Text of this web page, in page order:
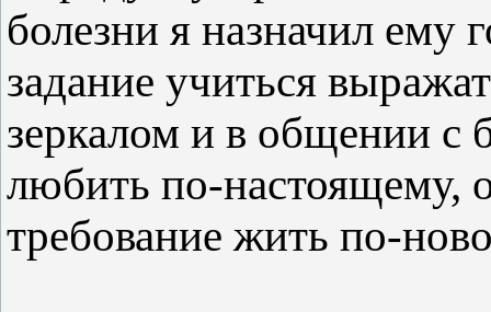
болезни я назначил ему
задание учиться
зеркалом и в общении с
любить по-настоящему,
требование жить по-